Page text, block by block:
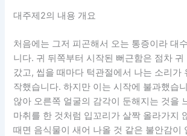
대주제2의 내용 개요
처음에는 그저 피곤해서 오는 통증이라 대
니다. 귀 뒤쪽부터 시작된 뻐근함은 점차
갔고, 씹을 때마다 턱관절에서 나는 소리가
작했습니다. 하지만 이는 시작에 불과했습
않아 오른쪽 얼굴의 감각이 둔해지는 것을
마취를 한 것처럼 입꼬리가 살짝 올라가지
때면 음식물이 새어 나올 것 같은 불안감이